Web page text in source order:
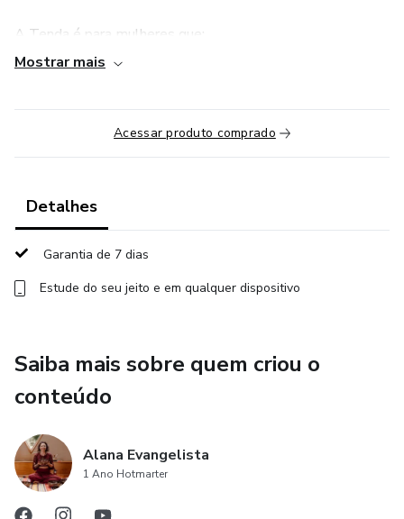
A Tenda é para mulheres que:
→ Estão cansadas de viver no automático
→ Buscam espiritualidade que funciona na vida real
→ Estão atravessando fases de mudança interna
Como funciona:
🔥 Todo mês, um tema profundo (útero, sombra, ciclos,
ancestralidade...)
🔥 Conteúdos liberados toda quarta-feira (aula, prática,
Mostrar mais
Acessar produto comprado
Detalhes
Garantia de 7 dias
Estude do seu jeito e em qualquer dispositivo
Saiba mais sobre quem criou o
conteúdo
Alana Evangelista
1 Ano Hotmarter